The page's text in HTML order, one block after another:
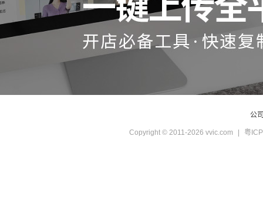
公
Copyright © 2011-2026 vvic.com 粤